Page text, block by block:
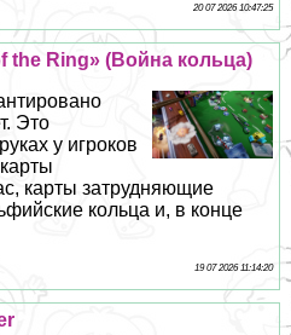
20 07 2026 10:47:25
the Ring» (Война кольца)
Это
у игроков
карты затрудняющие
кольца и, в конце
19 07 2026 11:14:20